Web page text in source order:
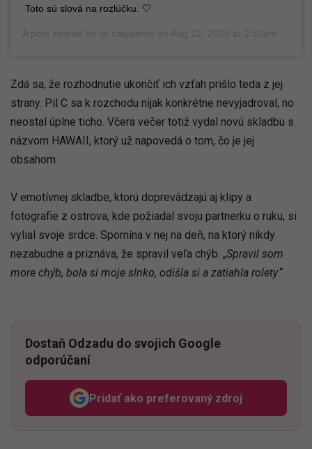
Toto sú slová na rozlúčku. 🤍
Zdá sa, že rozhodnutie ukončiť ich vzťah prišlo teda z jej
strany. Pil C sa k rozchodu nijak konkrétne nevyjadroval, no
neostal úplne ticho. Včera večer totiž vydal novú skladbu s
názvom HAWAII, ktorý už napovedá o tom, čo je jej
obsahom.
V emotívnej skladbe, ktorú doprevádzajú aj klipy a
fotografie z ostrova, kde požiadal svoju partnerku o ruku, si
vylial svoje srdce. Spomína v nej na deň, na ktorý nikdy
nezabudne a priznáva, že spravil veľa chýb. „Spravil som
more chýb, bola si moje slnko, odišla si a zatiahla rolety.“
Dostaň Odzadu do svojich Google
odporúčaní
Pridať ako preferovaný zdroj
Odzadu, odkaz sa otvorí v